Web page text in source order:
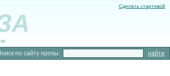
Сделать стартовой
по сайту прозы: